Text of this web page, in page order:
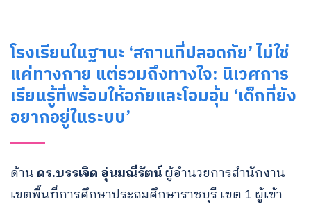
โรงเรียนในฐานะ ‘สถานที่ปลอดภัย’ ไม่ใช่
แค่ทางกาย แต่รวมถึงทางใจ: นิเวศการ
เรียนรู้ที่พร้อมให้อภัยและโอมอุ้ม ‘เด็กที่ยัง
อยากอยู่ในระบบ’
ด้าน ดร.บรรเจิด อุ่นมณีรัตน์ผู้อำนวยการสำนักงาน
เขตพื้นที่การศึกษาประถมศึกษาราชบุรี เขต 1 ผู้เข้า